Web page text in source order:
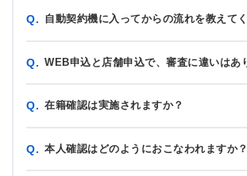
Q. 自動契約機に入ってからの流れを教えて
Q. WEB申込と店舗申込で、審査に違いはあ
Q. 在籍確認は実施されますか？
Q. 本人確認はどのようにおこなわれますか？